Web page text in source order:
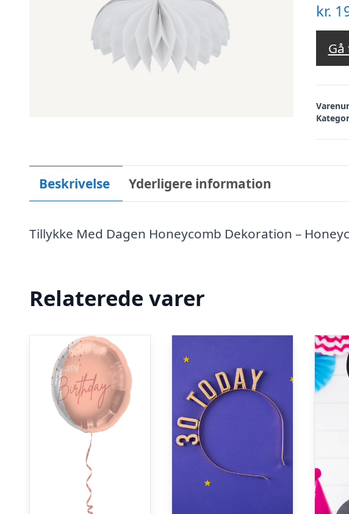
kr.
Beskrivelse Yderligere information
Tillykke Med Dagen Honeycomb Dekoration –
Relaterede varer